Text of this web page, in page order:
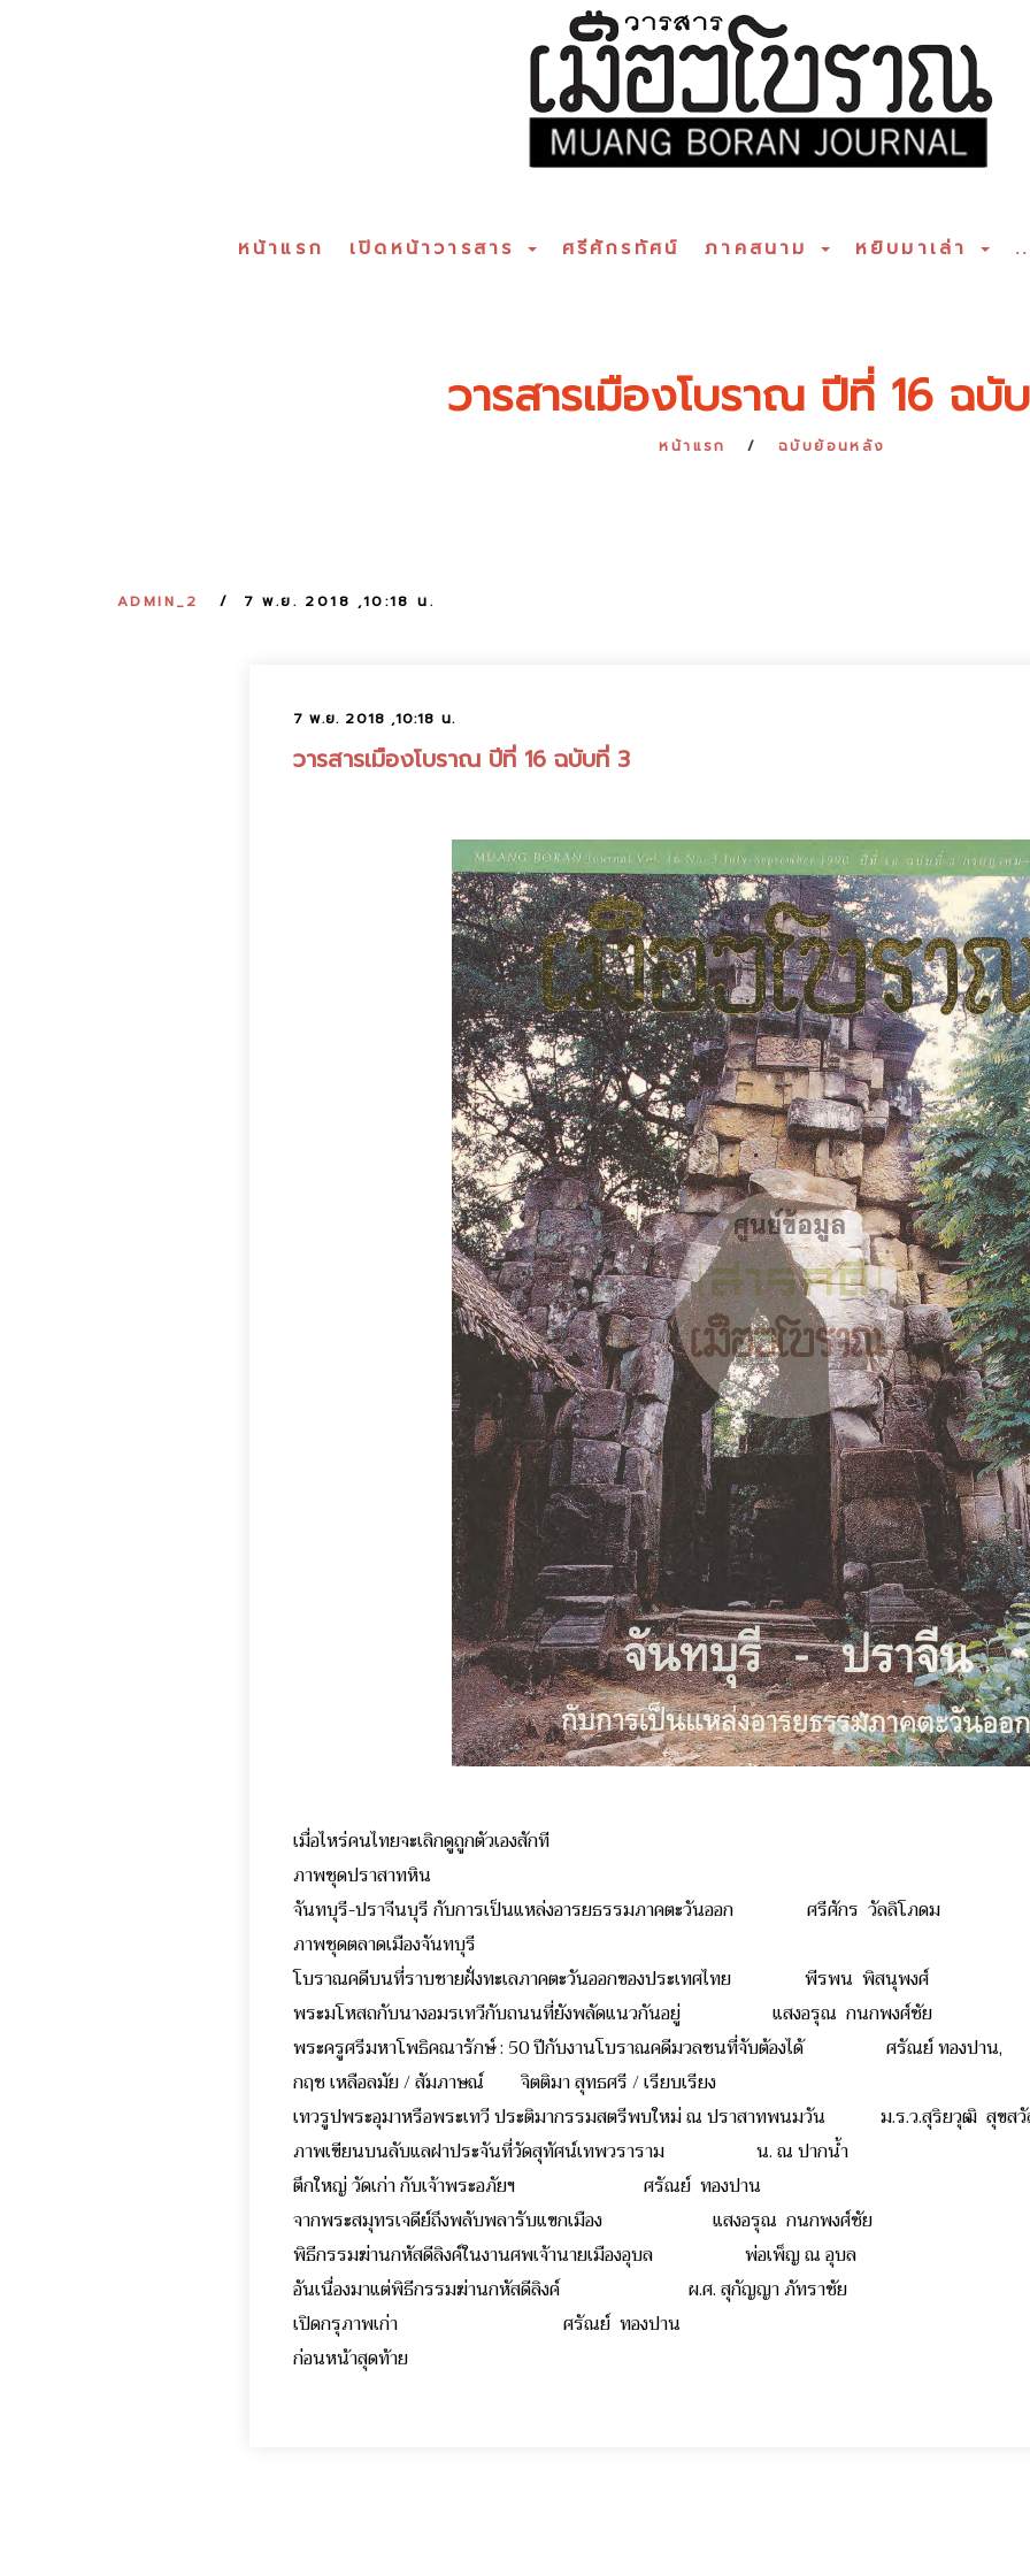
หน้าแรก เปิดหน้าวารสาร ศรีศักรทัศน์ ภาคสนาม หยิบมาเล่า
วารสารเมืองโบราณ ปีที่ 16 ฉบั
หน้าแรก ฉบับย้อนหลัง
ADMIN_2 7 พ.ย. 2018 ,10:18 น.
7 พ.ย. 2018 ,10:18 น.
วารสารเมืองโบราณ ปีที่ 16 ฉบับที่ 3
เมื่อไหร่คนไทยจะเลิกดูถูกตัวเองสักที
ภาพชุดปราสาทหิน
จันทบุรี-ปราจีนบุรี กับการเป็นแหล่งอารยธรรมภาคตะวันออก ศรีศักร วัลลิโภดม
ภาพชุดตลาดเมืองจันทบุรี
โบราณคดีบนที่ราบชายฝั่งทะเลภาคตะวันออกของประเทศไทย พีรพน พิสนุพงศ์
พระมโหสถกับนางอมรเทวีกับถนนที่ยังพลัดแนวกันอยู่ แสงอรุณ กนกพงศ์ชัย
พระครูศรีมหาโพธิคณารักษ์ : 50 ปีกับงานโบราณคดีมวลชนที่จับต้องได้ ศรัณย์ ทองปาน,
กฤช เหลือลมัย / สัมภาษณ์ จิตติมา สุทธศรี / เรียบเรียง
เทวรูปพระอุมาหรือพระเทวี ประติมากรรมสตรีพบใหม่ ณ ปราสาทพนมวัน ม.ร.ว.สุริยวุฒิ สุขส
ภาพเขียนบนลับแลฝาประจันที่วัดสุทัศน์เทพวราราม น. ณ ปากน้ำ
ตึกใหญ่ วัดเก่า กับเจ้าพระอภัยฯ ศรัณย์ ทองปาน
จากพระสมุทรเจดีย์ถึงพลับพลารับแขกเมือง แสงอรุณ กนกพงศ์ชัย
พิธีกรรมฆ่านกหัสดีลิงค์ในงานศพเจ้านายเมืองอุบล พ่อเพ็ญ ณ อุบล
อันเนื่องมาแต่พิธีกรรมฆ่านกหัสดีลิงค์ ผ.ศ. สุกัญญา ภัทราชัย
เปิดกรุภาพเก่า ศรัณย์ ทองปาน
ก่อนหน้าสุดท้าย